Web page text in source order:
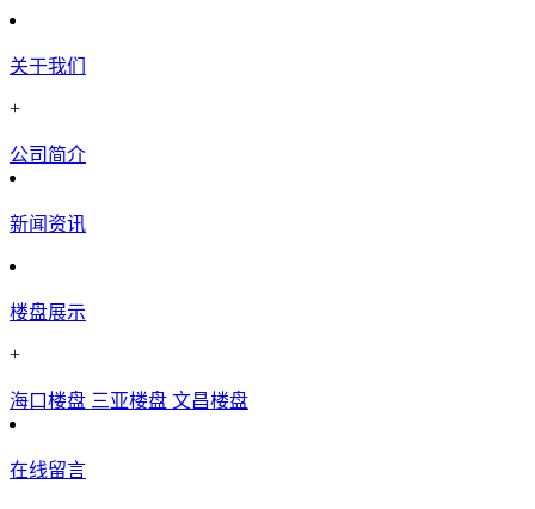
关于我们
+
公司简介
新闻资讯
楼盘展示
+
海口楼盘 三亚楼盘 文昌楼盘
在线留言